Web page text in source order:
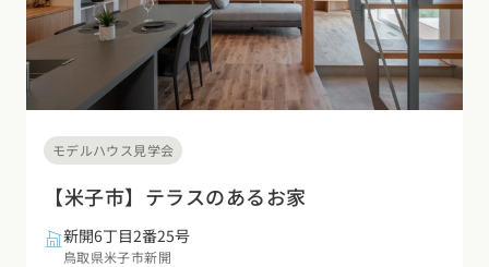
モデルハウス見学会
【米子市】テラスのあるお家
新開6丁目2番25号
鳥取県米子市新開